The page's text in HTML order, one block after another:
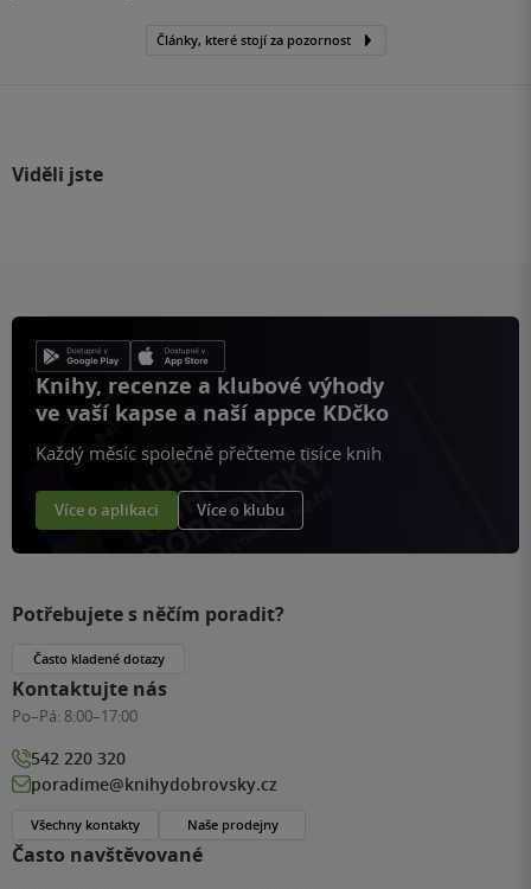
Články, které stojí za pozornost
Viděli jste
Knihy, recenze a klubové výhody
ve vaší kapse a naší appce KDčko
Každý měsíc společně přečteme tisíce knih
Více o aplikaci Více o klubu
Často navštěvované
Potřebujete s něčím poradit?
Často kladené dotazy
Kontaktujte nás
Po–Pá: 8:00–17:00
542 220 320
poradime@knihydobrovsky.cz
Všechny kontakty Naše prodejny